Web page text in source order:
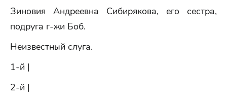
Зиновия Андреевна Сибирякова, его сестра,
подруга г-жи Боб.
Неизвестный слуга.
1-й |
2-й |